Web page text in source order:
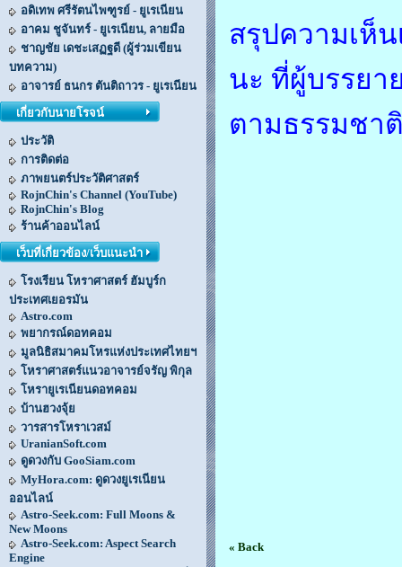
อดิเทพ ศรีรัตนไพฑูรย์ - ยูเรเนียน
อาคม ชูจันทร์ - ยูเรเนียน, ลายมือ
ชาญชัย เดชะเสฏฐดี (ผู้ร่วมเขียน
บทความ)
อาจารย์ ธนกร ตันติถาวร - ยูเรเนียน
เกี่ยวกับนายโรจน์
ประวัติ
การติดต่อ
ภาพยนตร์ประวัติศาสตร์
RojnChin's Channel (YouTube)
RojnChin's Blog
ร้านค้าออนไลน์
เว็บที่เกี่ยวข้อง/เว็บแนะนำ
โรงเรียน โหราศาสตร์ ฮัมบูร์ก
ประเทศเยอรมัน
Astro.com
พยากรณ์ดอทคอม
มูลนิธิสมาคมโหรแห่งประเทศไทยฯ
โหราศาสตร์แนวอาจารย์จรัญ พิกุล
โหรายูเรเนียนดอทคอม
บ้านฮวงจุ้ย
วารสารโหราเวสม์
UranianSoft.com
ดูดวงกับ GooSiam.com
MyHora.com: ดูดวงยูเรเนียน
ออนไลน์
Astro-Seek.com: Full Moons &
New Moons
Astro-Seek.com: Aspect Search
Engine
สรุปความเห็
นะ ที่ผู้บรรยา
ตามธรรมชา
« Back